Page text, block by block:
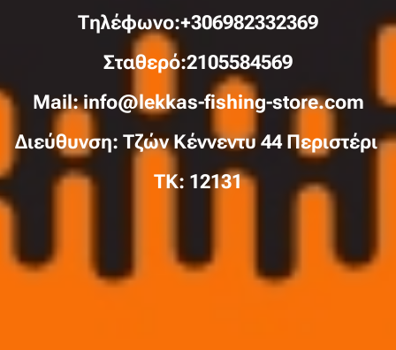
Τηλέφωνo:+306982332369
Σταθερό:2105584569
Mail: info@lekkas-fishing-store.com
Διεύθυνση: Τζών Κέννεντυ 44 Περιστέρι
TK: 12131